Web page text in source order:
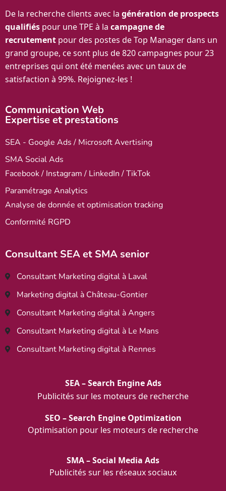
De la recherche clients avec la génération de prospects
qualifiés pour une TPE à la campagne de
recrutement pour des postes de Top Manager dans un
grand groupe, ce sont plus de 820 campagnes pour 23
entreprises qui ont été menées avec un taux de
satisfaction à 99%. Rejoignez-les !
Communication Web
Expertise et prestations
SEA - Google Ads / Microsoft Avertising
SMA Social Ads
Facebook / Instagram / LinkedIn / TikTok
Paramétrage Analytics
Analyse de donnée et optimisation tracking
Conformité RGPD
Consultant SEA et SMA senior
Consultant Marketing digital à Laval
Marketing digital à Château-Gontier
Consultant Marketing digital à Angers
Consultant Marketing digital à Le Mans
Consultant Marketing digital à Rennes
SEA – Search Engine Ads
Publicités sur les moteurs de recherche
SEO – Search Engine Optimization
Optimisation pour les moteurs de recherche
SMA – Social Media Ads
Publicités sur les réseaux sociaux